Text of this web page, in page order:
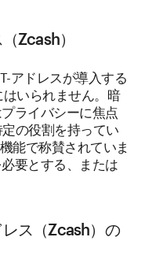
Zcash）
アドレスが導入する
いられません。暗
ライバシーに焦点
の役割を持ってい
能で称賛されていま
要とする、または
ス（Zcash）の